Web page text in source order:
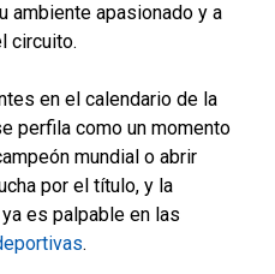
ambiente apasionado y a
circuito.
en el calendario de la
perfila como un momento
mundial o abrir
por el título, y la
es palpable en las
.